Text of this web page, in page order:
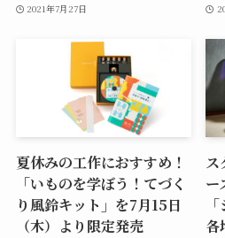
2021年7月27日
夏休みの工作におすすめ！
「いものを学ぼう！てづく
り風鈴キット」を7月15日
（木）より限定発売
ス
ー
各